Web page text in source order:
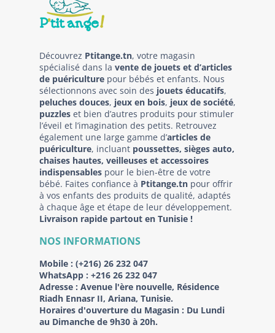
Découvrez Ptitange.tn, votre magasin
spécialisé dans la vente de jouets et d’articles
de puériculture pour bébés et enfants. Nous
sélectionnons avec soin des jouets éducatifs,
peluches douces, jeux en bois, jeux de société,
puzzles et bien d’autres produits pour stimuler
l’éveil et l’imagination des petits. Retrouvez
également une large gamme d’articles de
puériculture, incluant poussettes, sièges auto,
chaises hautes, veilleuses et accessoires
indispensables pour le bien-être de votre
bébé. Faites confiance à Ptitange.tn pour offrir
à vos enfants des produits de qualité, adaptés
à chaque âge et étape de leur développement.
Livraison rapide partout en Tunisie !
NOS INFORMATIONS
Mobile : (+216) 26 232 047
WhatsApp : +216 26 232 047
Adresse : Avenue l'ère nouvelle, Résidence
Riadh Ennasr II, Ariana, Tunisie.
Horaires d'ouverture du Magasin : Du Lundi
au Dimanche de 9h30 à 20h.